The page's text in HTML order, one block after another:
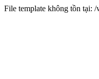
File template không tồn tại: